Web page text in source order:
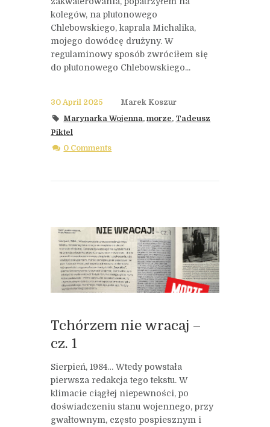
kolegów, na plutonowego
Chlebowskiego, kaprala Michalika,
mojego dowódcę drużyny. W
regulaminowy sposób zwróciłem się
do plutonowego Chlebowskiego...
30 April 2025
Marek Koszur
Marynarka Wojenna,morze, Tadeusz
Piktel
0 Comments
Tchórzem nie wracaj –
cz. 1
Sierpień, 1984… Wtedy powstała
pierwsza redakcja tego tekstu. W
klimacie ciągłej niepewności, po
doświadczeniu stanu wojennego, przy
gwałtownym, często pospiesznym i